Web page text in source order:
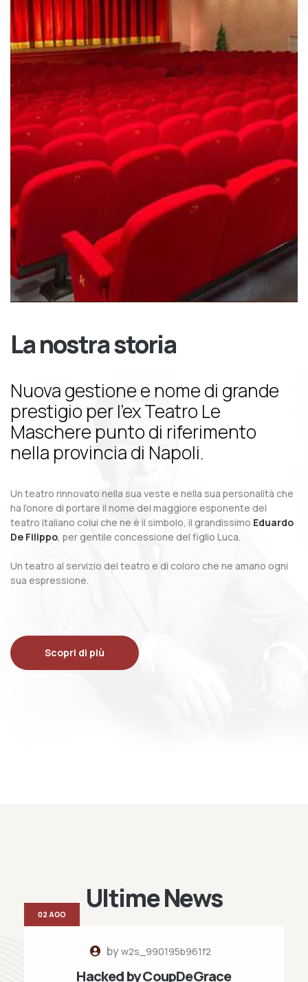
La nostra storia
Nuova gestione e nome di grande
prestigio per l’ex Teatro Le
Maschere punto di riferimento
nella provincia di Napoli.
Un teatro rinnovato nella sua veste e nella sua personalità che
ha l’onore di portare il nome del maggiore esponente del
teatro italiano colui che ne è il simbolo, il grandissimo Eduardo
De Filippo, per gentile concessione del figlio Luca.
Un teatro al servizio del teatro e di coloro che ne amano ogni
sua espressione.
Scopri di più
Ultime News
byw2s_990195b961f2
Hacked by CoupDeGrace
02 AGO